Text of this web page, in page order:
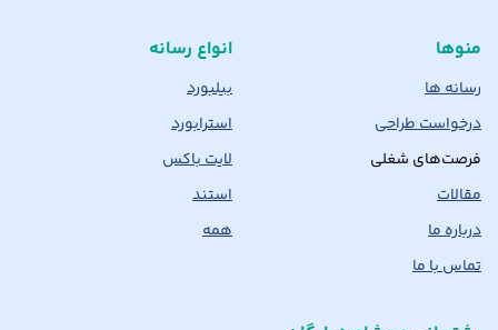
منوها
رسانه ها
درخواست طراحی
فرصت‌های شغلی
مقالات
درباره ما
تماس با ما
انواع رسانه
بیلبورد
استرابورد
لایت باکس
استند
همه